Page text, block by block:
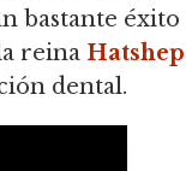
bastante éxito
reina
dental.